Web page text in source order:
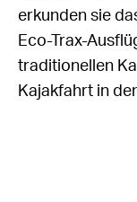
erkunden sie
Eco-Trax-
traditionellen
Kajakfahrt in